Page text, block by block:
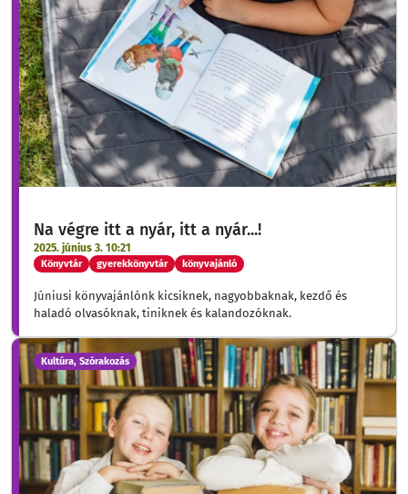
Na végre itt a nyár, itt a nyár...!
2025. június 3. 10:21
Könyvtár gyerekkönyvtár könyvajánló
Júniusi könyvajánlónk kicsiknek, nagyobbaknak, kezdő és
haladó olvasóknak, tiniknek és kalandozóknak.
Kultúra, Szórakozás